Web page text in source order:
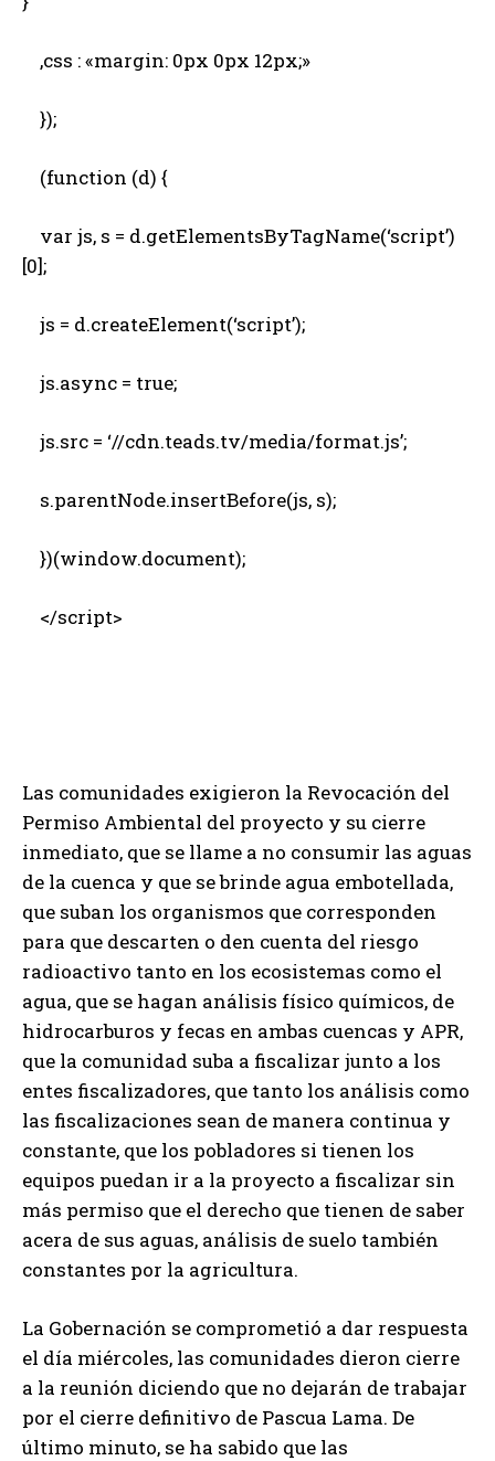
,css : «margin: 0px 0px 12px;»
});
(function (d) {
var js, s = d.getElementsByTagName(‘script’)
[0];
js = d.createElement(‘script’);
js.async = true;
js.src = ‘//cdn.teads.tv/media/format.js’;
s.parentNode.insertBefore(js, s);
})(window.document);
</script>
Las comunidades exigieron la Revocación del
Permiso Ambiental del proyecto y su cierre
inmediato, que se llame a no consumir las aguas
de la cuenca y que se brinde agua embotellada,
que suban los organismos que corresponden
para que descarten o den cuenta del riesgo
radioactivo tanto en los ecosistemas como el
agua, que se hagan análisis físico químicos, de
hidrocarburos y fecas en ambas cuencas y APR,
que la comunidad suba a fiscalizar junto a los
entes fiscalizadores, que tanto los análisis como
las fiscalizaciones sean de manera continua y
constante, que los pobladores si tienen los
equipos puedan ir a la proyecto a fiscalizar sin
más permiso que el derecho que tienen de saber
acera de sus aguas, análisis de suelo también
constantes por la agricultura.
La Gobernación se comprometió a dar respuesta
el día miércoles, las comunidades dieron cierre
a la reunión diciendo que no dejarán de trabajar
por el cierre definitivo de Pascua Lama. De
último minuto, se ha sabido que las